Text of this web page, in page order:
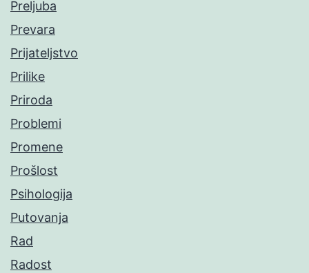
Preljuba
Prevara
Prijateljstvo
Prilike
Priroda
Problemi
Promene
Prošlost
Psihologija
Putovanja
Rad
Radost